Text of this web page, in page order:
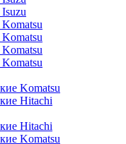
Komatsu
Hitachi
Hitachi
Komatsu